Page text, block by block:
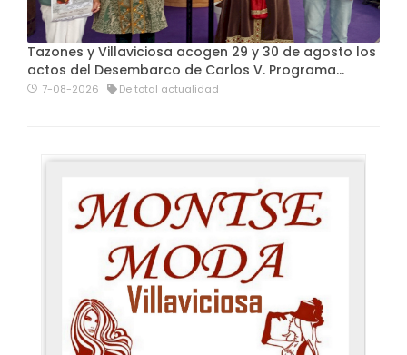
Tazones y Villaviciosa acogen 29 y 30 de agosto los
actos del Desembarco de Carlos V. Programa…
7-08-2026 De total actualidad